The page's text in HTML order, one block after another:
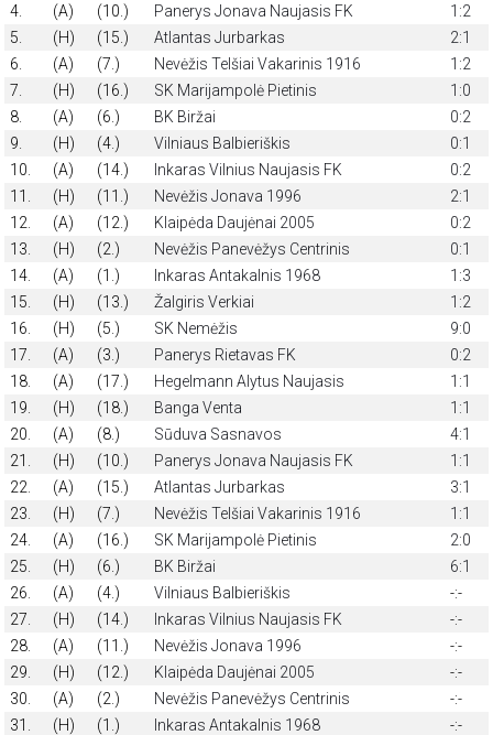
4.
(A) (10.) Panerys Jonava Naujasis FK
1:2
5.
(H) (15.) Atlantas Jurbarkas
2:1
6.
(A) (7.) Nevėžis Telšiai Vakarinis 1916
1:2
7.
(H) (16.) SK Marijampolė Pietinis
1:0
8.
(A) (6.) BK Biržai
0:2
9.
(H) (4.) Vilniaus Balbieriškis
0:1
10.
(A) (14.) Inkaras Vilnius Naujasis FK
0:2
11.
(H) (11.) Nevėžis Jonava 1996
2:1
12.
(A) (12.) Klaipėda Daujėnai 2005
0:2
13.
(H) (2.) Nevėžis Panevėžys Centrinis
0:1
14.
(A) (1.) Inkaras Antakalnis 1968
1:3
15.
(H) (13.) Žalgiris Verkiai
1:2
16.
(H) (5.) SK Nemėžis
9:0
17.
(A) (3.) Panerys Rietavas FK
0:2
18.
(A) (17.) Hegelmann Alytus Naujasis
1:1
19.
(H) (18.) Banga Venta
1:1
20.
(A) (8.) Sūduva Sasnavos
4:1
21.
(H) (10.) Panerys Jonava Naujasis FK
1:1
22.
(A) (15.) Atlantas Jurbarkas
3:1
23.
(H) (7.) Nevėžis Telšiai Vakarinis 1916
1:1
24.
(A) (16.) SK Marijampolė Pietinis
2:0
25.
(H) (6.) BK Biržai
6:1
26.
(A) (4.) Vilniaus Balbieriškis
-:-
27.
(H) (14.) Inkaras Vilnius Naujasis FK
-:-
28.
(A) (11.) Nevėžis Jonava 1996
-:-
29.
(H) (12.) Klaipėda Daujėnai 2005
-:-
30.
(A) (2.) Nevėžis Panevėžys Centrinis
-:-
31.
(H) (1.) Inkaras Antakalnis 1968
-:-